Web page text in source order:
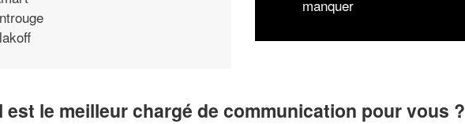
manquer
le meilleur chargé de communication pour vous ?